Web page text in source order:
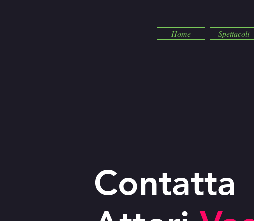
Home Spettacoli
Contatta